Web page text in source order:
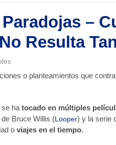
–
Resulta
o planteamientos que
se hatocado en múltiples
Bruce Willis (Looper) y la serie
oviajes en el tiempo.